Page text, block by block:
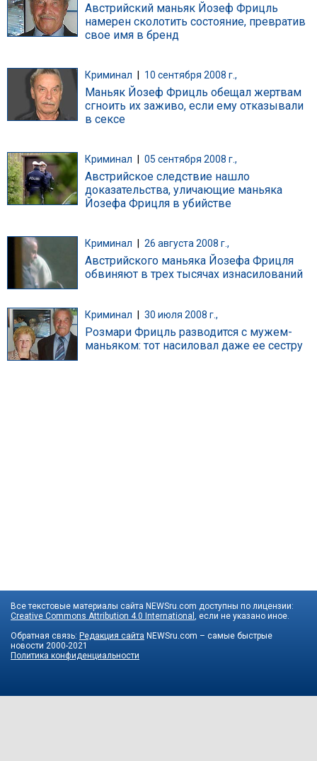
Австрийский маньяк Йозеф Фрицль
намерен сколотить состояние, превратив
свое имя в бренд
Криминал 10 сентября 2008 г.,
Маньяк Йозеф Фрицль обещал жертвам
сгноить их заживо, если ему отказывали
в сексе
Криминал 05 сентября 2008 г.,
Австрийское следствие нашло
доказательства, уличающие маньяка
Йозефа Фрицля в убийстве
Криминал 26 августа 2008 г.,
Австрийского маньяка Йозефа Фрицля
обвиняют в трех тысячах изнасилований
Криминал 30 июля 2008 г.,
Розмари Фрицль разводится с мужем-
маньяком: тот насиловал даже ее сестру
Все текстовые материалы сайта NEWSru.com доступны по лицензии:
Creative Commons Attribution 4.0 International , если не указано иное.
Обратная связь: Редакция сайта NEWSru.com – самые быстрые
новости 2000-2021
Политика конфиденциальности